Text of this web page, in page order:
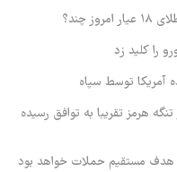
را کلید زد
آمریکا توسط سپاه
هرمز تقریبا به توافق رسیده
مستقیم حملات خواهد بود